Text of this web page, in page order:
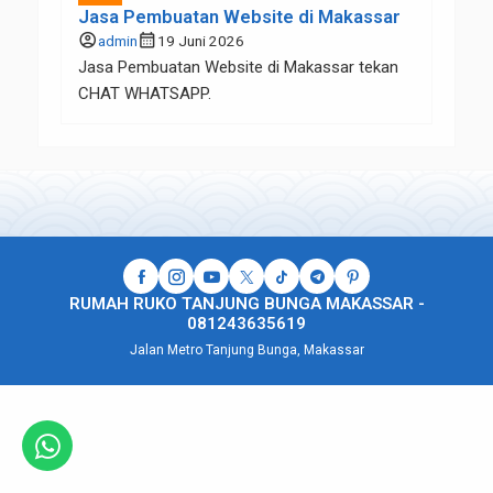
Jasa Pembuatan Website di Makassar
account_circleadmincalendar_month19 Juni 2026
Jasa Pembuatan Website di Makassar tekan
CHAT WHATSAPP.
RUMAH RUKO TANJUNG BUNGA MAKASSAR -
081243635619
Jalan Metro Tanjung Bunga, Makassar